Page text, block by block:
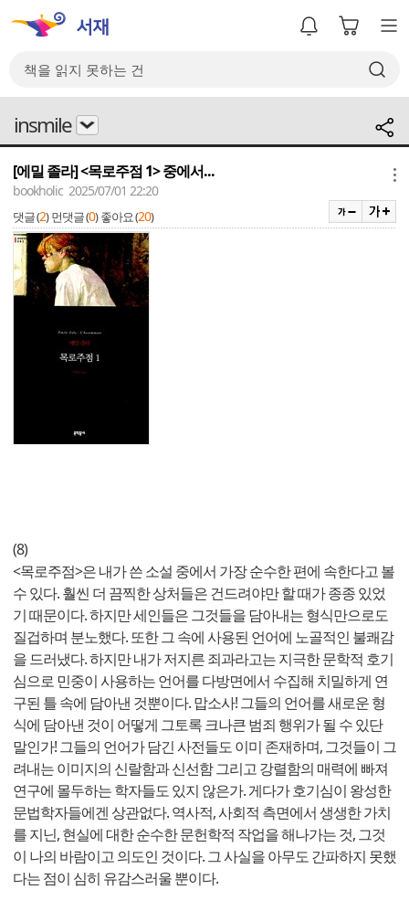
insmile
[에밀 졸라] <목로주점 1> 중에서...
bookholic 2025/07/01 22:20
댓글 (2) 먼댓글 (0) 좋아요 (20)
(8)
<목로주점>은 내가 쓴 소설 중에서 가장 순수한 편에 속한다고 볼
수 있다. 훨씬 더 끔찍한 상처들은 건드려야만 할 때가 종종 있었
기 때문이다. 하지만 세인들은 그것들을 담아내는 형식만으로도
질겁하며 분노했다. 또한 그 속에 사용된 언어에 노골적인 불쾌감
을 드러냈다. 하지만 내가 저지른 죄과라고는 지극한 문학적 호기
심으로 민중이 사용하는 언어를 다방면에서 수집해 치밀하게 연
구된 틀 속에 담아낸 것뿐이다. 맙소사! 그들의 언어를 새로운 형
식에 담아낸 것이 어떻게 그토록 크나큰 범죄 행위가 될 수 있단
말인가! 그들의 언어가 담긴 사전들도 이미 존재하며, 그것들이 그
려내는 이미지의 신랄함과 신선함 그리고 강렬함의 매력에 빠져
연구에 몰두하는 학자들도 있지 않은가. 게다가 호기심이 왕성한
문법학자들에겐 상관없다. 역사적, 사회적 측면에서 생생한 가치
를 지닌, 현실에 대한 순수한 문헌학적 작업을 해나가는 것, 그것
이 나의 바람이고 의도인 것이다. 그 사실을 아무도 간파하지 못했
다는 점이 심히 유감스러울 뿐이다.